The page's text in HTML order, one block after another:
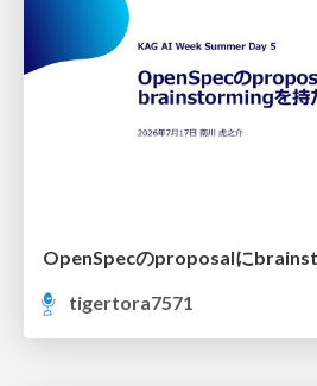
tigertora7571